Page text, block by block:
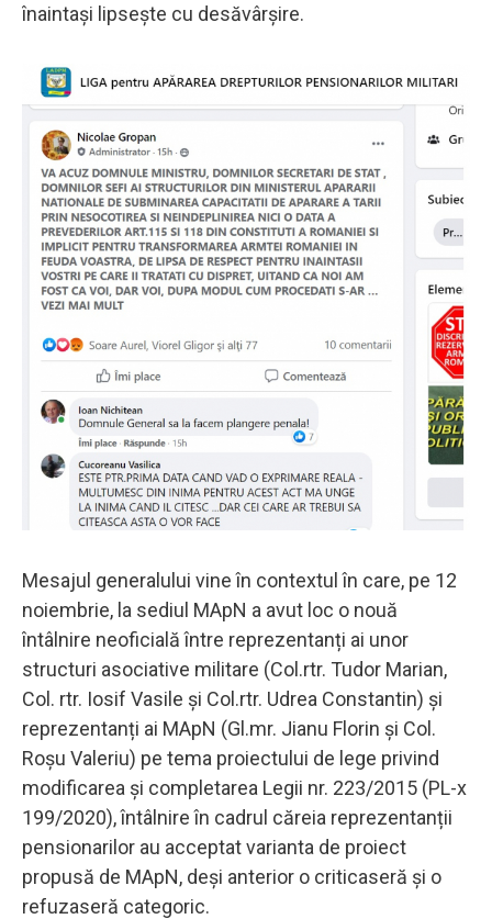
înaintași lipsește cu desăvârșire.
Mesajul generalului vine în contextul în care, pe 12
noiembrie, la sediul MApN a avut loc o nouă
întâlnire neoficială între reprezentanți ai unor
structuri asociative militare (Col.rtr. Tudor Marian,
Col. rtr. Iosif Vasile și Col.rtr. Udrea Constantin) și
reprezentanți ai MApN (Gl.mr. Jianu Florin și Col.
Roșu Valeriu) pe tema proiectului de lege privind
modificarea și completarea Legii nr. 223/2015 (PL-x
199/2020), întâlnire în cadrul căreia reprezentanții
pensionarilor au acceptat varianta de proiect
propusă de MApN, deși anterior o criticaseră și o
refuzaseră categoric.